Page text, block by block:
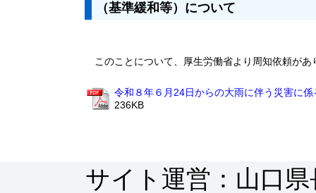
（基準緩和等）について
このことについて、厚生労働省より周知依頼があ
令和８年６月24日からの大雨に伴う災害に
236KB
サイト運営：山口